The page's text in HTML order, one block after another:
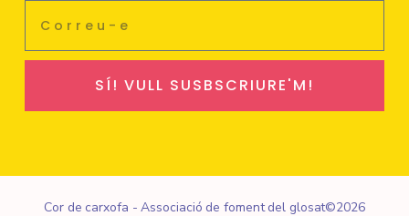
SÍ! VULL SUSBSCRIURE'M!
Cor de carxofa - Associació de foment del glosat©2026